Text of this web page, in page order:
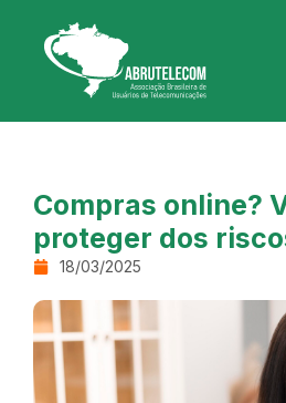
Compras online?
proteger dos
18/03/2025